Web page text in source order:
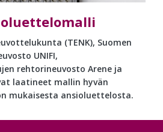
(TENK), Suomen
UNIFI,
rehtorineuvosto Arene ja
laatineet mallin hyvän
mukaisesta ansioluettelosta.